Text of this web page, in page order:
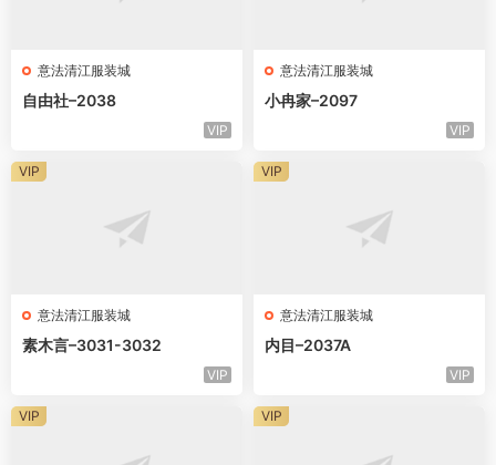
意法清江服装城
自由社–2038
VIP
意法清江服装城
小冉家–2097
VIP
意法清江服装城
素木言–3031-3032
VIP
VIP
意法清江服装城
内目–2037A
VIP
VIP
VIP VIP